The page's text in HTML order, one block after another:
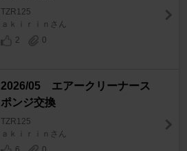
TZR125
ａｋｉｒｉｎさん
2
0
2026/05 エアークリーナース
ポンジ交換
TZR125
ａｋｉｒｉｎさん